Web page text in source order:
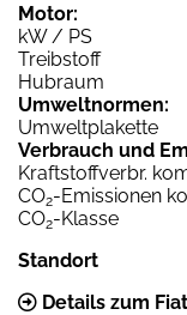
Motor:
kW / PS
Treibstoff
Hubraum
Umweltnormen:
Umweltplakette
Verbrauch und
Kraftstoffverbr.
CO2-Emissionen
CO2-Klasse
Standort
Details zum